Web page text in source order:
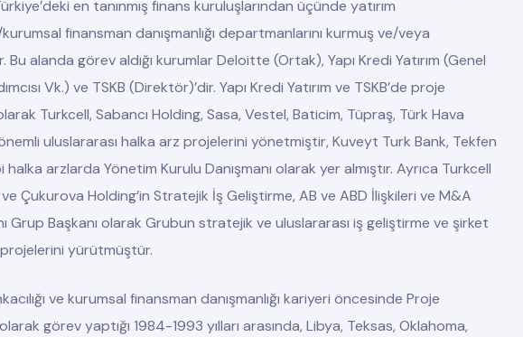
en tanınmış finans kuruluşlarından üçünde yatırım
kurumsal finansman danışmanlığı departmanlarını kurmuş ve/veya
alanda görev aldığı kurumlar Deloitte (Ortak), Yapı Kredi Yatırım (Genel
Vk.) ve TSKB (Direktör)’dir. Yapı Kredi Yatırım ve TSKB’de proje
Turkcell, Sabancı Holding, Sasa, Vestel, Baticim, Tüpraş, Türk Hava
uluslararası halka arz projelerini yönetmiştir, Kuveyt Turk Bank, Tekfen
halka arzlarda Yönetim Kurulu Danışmanı olarak yer almıştır. Ayrıca Turkcell
Çukurova Holding’in Stratejik İş Geliştirme, AB ve ABD İlişkileri ve M&A
Grup Başkanı olarak Grubun stratejik ve uluslararası iş geliştirme ve şirket
yürütmüştür.
ve kurumsal finansman danışmanlığı kariyeri öncesinde Proje
görev yaptığı 1984-1993 yılları arasında, Libya, Teksas, Oklahoma,